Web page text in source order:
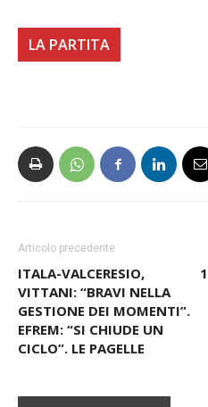
Articolo precedente
ITALA-VALCERESIO,
VITTANI: “BRAVI NELLA
GESTIONE DEI MOMENTI”.